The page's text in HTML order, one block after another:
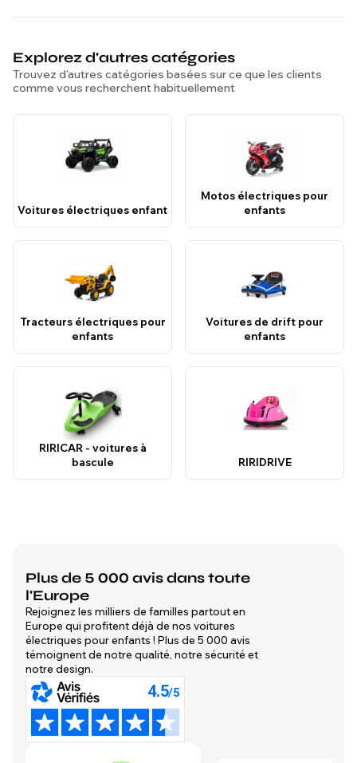
Explorez d'autres catégories
Trouvez d'autres catégories basées sur ce que les clients
comme vous recherchent habituellement
Voitures électriques enfant
Motos électriques pour
enfants
Tracteurs électriques pour
enfants
Voitures de drift pour
enfants
RIRICAR - voitures à
bascule
RIRIDRIVE
Plus de 5 000 avis dans toute
l'Europe
Rejoignez les milliers de familles partout en
Europe qui profitent déjà de nos voitures
électriques pour enfants ! Plus de 5 000 avis
témoignent de notre qualité, notre sécurité et
notre design.